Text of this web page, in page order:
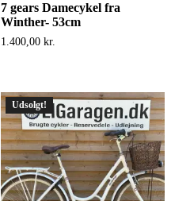
7 gears Damecykel fra
Winther- 53cm
1.400,00 kr.
Udsolgt!